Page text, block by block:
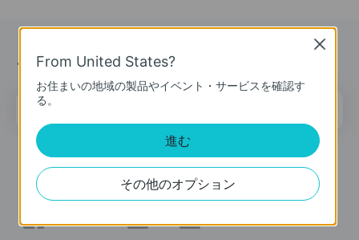
ニュース＆オファー
メールアドレス
ソーシャルメディア
From United States?
お住まいの地域の製品やイベント・サービスを確認す
る。
進む
その他のオプション
Close